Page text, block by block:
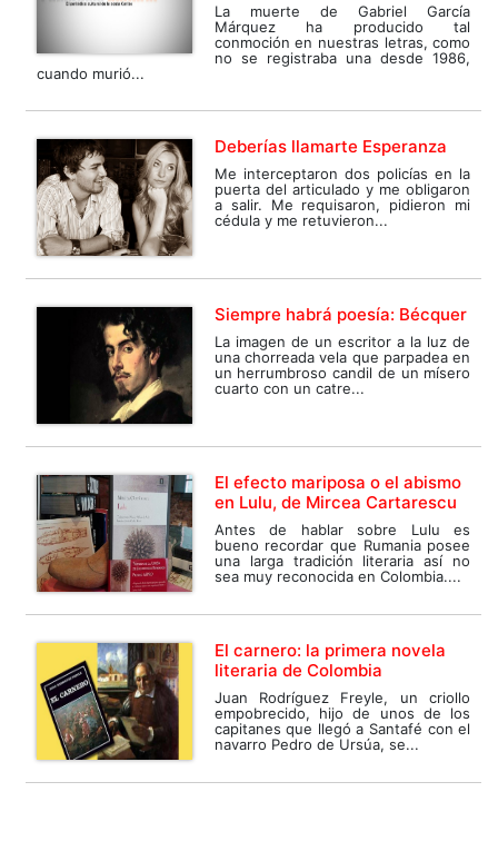
La muerte de Gabriel García
Márquez ha producido tal
conmoción en nuestras letras, como
no se registraba una desde 1986,
cuando murió...
Deberías llamarte Esperanza
Me interceptaron dos policías en la
puerta del articulado y me obligaron
a salir. Me requisaron, pidieron mi
cédula y me retuvieron...
Siempre habrá poesía: Bécquer
La imagen de un escritor a la luz de
una chorreada vela que parpadea en
un herrumbroso candil de un mísero
cuarto con un catre...
El efecto mariposa o el abismo
en Lulu, de Mircea Cartarescu
Antes de hablar sobre Lulu es
bueno recordar que Rumania posee
una larga tradición literaria así no
sea muy reconocida en Colombia....
El carnero: la primera novela
literaria de Colombia
Juan Rodríguez Freyle, un criollo
empobrecido, hijo de unos de los
capitanes que llegó a Santafé con el
navarro Pedro de Ursúa, se...